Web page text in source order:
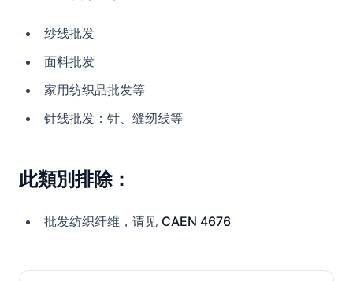
纱线批发
面料批发
家用纺织品批发等
针线批发：针、缝纫线等
此類別排除：
批发纺织纤维，请见 CAEN 4676